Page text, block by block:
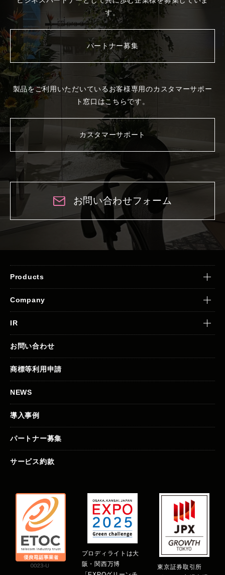
す。
パートナー募集
製品をご利用いただいているお客様専用のカスタマーサポー
ト窓口はこちらです。
カスタマーサポート
お問い合わせフォーム
Products
Company
IR
お問い合わせ
商標等利用申請
NEWS
導入事例
パートナー募集
サービス約款
プロディライトは大
阪・関西万博
東京証券取引所